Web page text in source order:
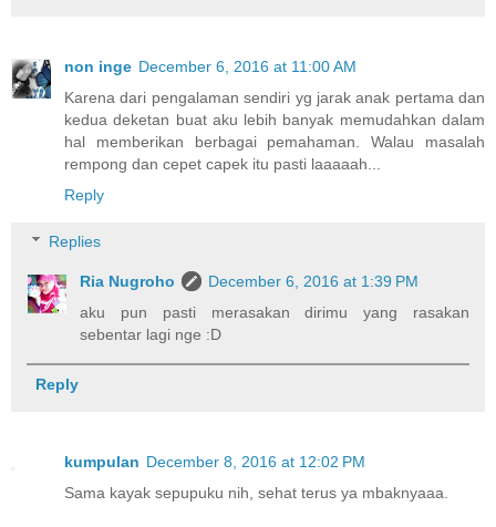
non inge December 6, 2016 at 11:00 AM
Karena dari pengalaman sendiri yg jarak anak pertama dan
kedua deketan buat aku lebih banyak memudahkan dalam
hal memberikan berbagai pemahaman. Walau masalah
rempong dan cepet capek itu pasti laaaaah...
Reply
Replies
Ria Nugroho
December 6, 2016 at 1:39 PM
aku pun pasti merasakan dirimu yang rasakan
sebentar lagi nge :D
Reply
kumpulan December 8, 2016 at 12:02 PM
Sama kayak sepupuku nih, sehat terus ya mbaknyaaa.